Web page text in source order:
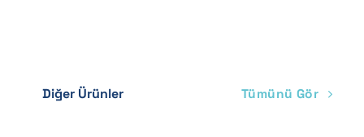
Diğer Ürünler Tümünü Gör